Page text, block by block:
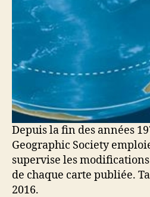
Depuis la fin des années
Geographic Society
supervise les
de chaque carte publiée.
2016.